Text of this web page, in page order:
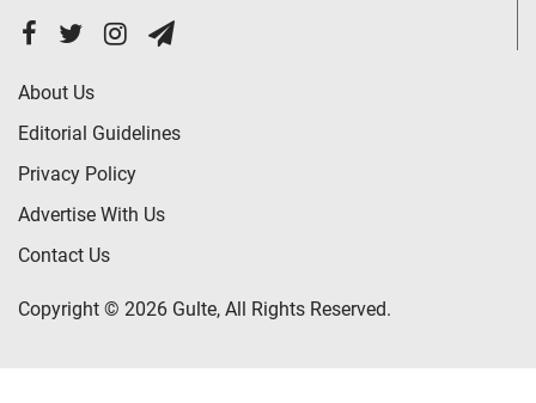
About Us
Editorial Guidelines
Privacy Policy
Advertise With Us
Contact Us
Copyright © 2026 Gulte, All Rights Reserved.